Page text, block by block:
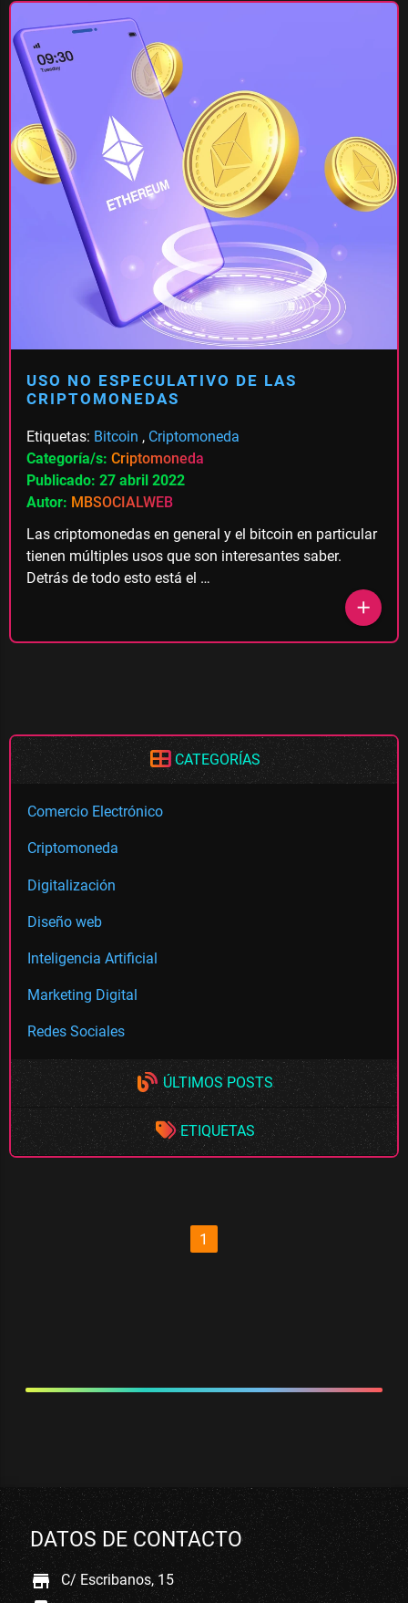
USO NO ESPECULATIVO DE LAS
CRIPTOMONEDAS
Etiquetas: Bitcoin , Criptomoneda
Categoría/s: Criptomoneda
Publicado: 27 abril 2022
Autor: MBSOCIALWEB
Las criptomonedas en general y el bitcoin en particular
tienen múltiples usos que son interesantes saber.
Detrás de todo esto está el …
add
CATEGORÍAS
Comercio Electrónico
Criptomoneda
Digitalización
Diseño web
Inteligencia Artificial
Marketing Digital
Redes Sociales
ÚLTIMOS POSTS
ETIQUETAS
1
DATOS DE CONTACTO
store C/ Escribanos, 15